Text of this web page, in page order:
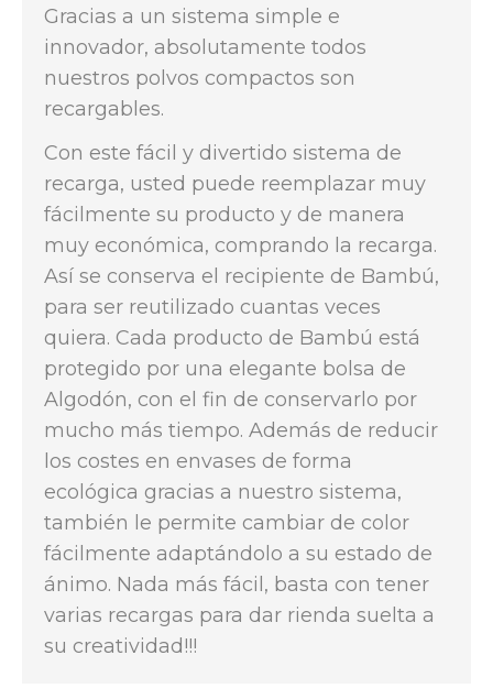
Gracias a un sistema simple e
innovador, absolutamente todos
nuestros polvos compactos son
recargables.
Con este fácil y divertido sistema de
recarga, usted puede reemplazar muy
fácilmente su producto y de manera
muy económica, comprando la recarga.
Así se conserva el recipiente de Bambú,
para ser reutilizado cuantas veces
quiera. Cada producto de Bambú está
protegido por una elegante bolsa de
Algodón, con el fin de conservarlo por
mucho más tiempo. Además de reducir
los costes en envases de forma
ecológica gracias a nuestro sistema,
también le permite cambiar de color
fácilmente adaptándolo a su estado de
ánimo. Nada más fácil, basta con tener
varias recargas para dar rienda suelta a
su creatividad!!!